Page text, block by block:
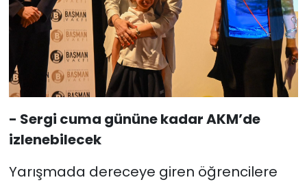
- Sergi cuma gününe kadar AKM’de
izlenebilecek
Yarışmada dereceye giren öğrencilere